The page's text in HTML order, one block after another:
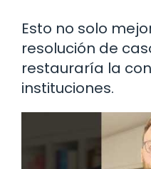
Esto no solo
resolución de
restauraría la
instituciones.